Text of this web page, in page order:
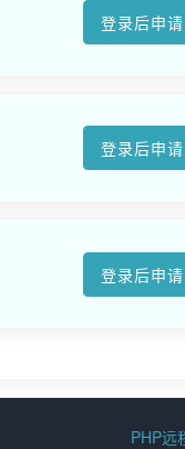
登录后申请
登录后申请
登录后申请
PHP远